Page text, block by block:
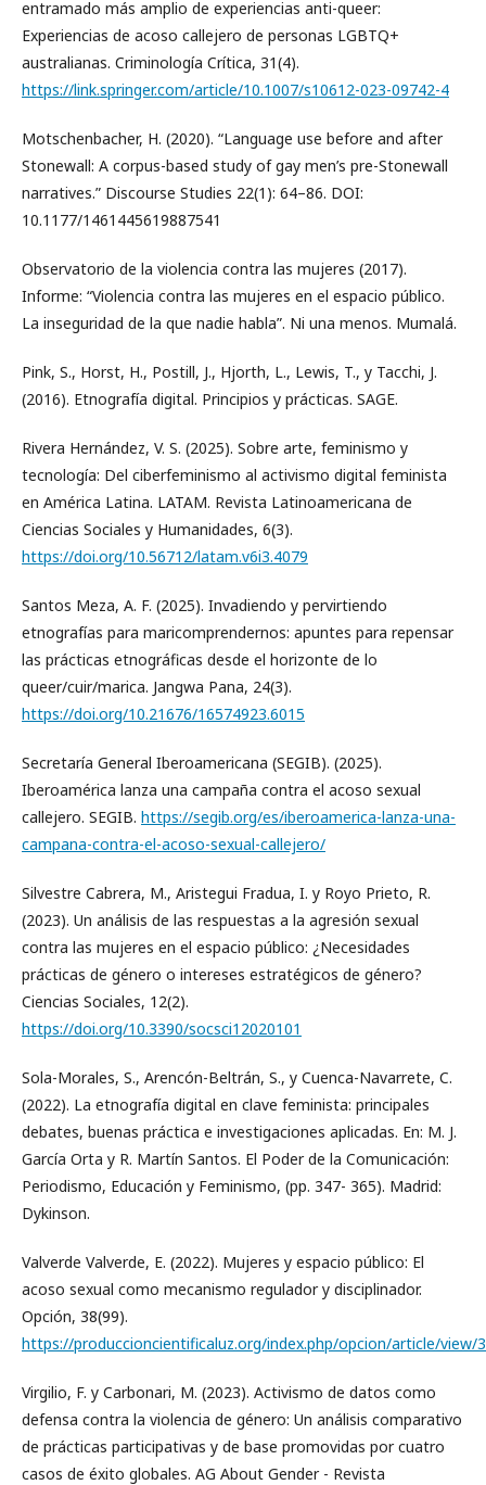
entramado más amplio de experiencias anti-queer:
Experiencias de acoso callejero de personas LGBTQ+
australianas. Criminología Crítica, 31(4).
https://link.springer.com/article/10.1007/s10612-023-09742-4
Motschenbacher, H. (2020). “Language use before and after
Stonewall: A corpus-based study of gay men’s pre-Stonewall
narratives.” Discourse Studies 22(1): 64–86. DOI:
10.1177/1461445619887541
Observatorio de la violencia contra las mujeres (2017).
Informe: “Violencia contra las mujeres en el espacio público.
La inseguridad de la que nadie habla”. Ni una menos. Mumalá.
Pink, S., Horst, H., Postill, J., Hjorth, L., Lewis, T., y Tacchi, J.
(2016). Etnografía digital. Principios y prácticas. SAGE.
Rivera Hernández, V. S. (2025). Sobre arte, feminismo y
tecnología: Del ciberfeminismo al activismo digital feminista
en América Latina. LATAM. Revista Latinoamericana de
Ciencias Sociales y Humanidades, 6(3).
https://doi.org/10.56712/latam.v6i3.4079
Santos Meza, A. F. (2025). Invadiendo y pervirtiendo
etnografías para maricomprendernos: apuntes para repensar
las prácticas etnográficas desde el horizonte de lo
queer/cuir/marica. Jangwa Pana, 24(3).
https://doi.org/10.21676/16574923.6015
Secretaría General Iberoamericana (SEGIB). (2025).
Iberoamérica lanza una campaña contra el acoso sexual
callejero. SEGIB. https://segib.org/es/iberoamerica-lanza-una-
campana-contra-el-acoso-sexual-callejero/
Silvestre Cabrera, M., Aristegui Fradua, I. y Royo Prieto, R.
(2023). Un análisis de las respuestas a la agresión sexual
contra las mujeres en el espacio público: ¿Necesidades
prácticas de género o intereses estratégicos de género?
Ciencias Sociales, 12(2).
https://doi.org/10.3390/socsci12020101
Sola-Morales, S., Arencón-Beltrán, S., y Cuenca-Navarrete, C.
(2022). La etnografía digital en clave feminista: principales
debates, buenas práctica e investigaciones aplicadas. En: M. J.
García Orta y R. Martín Santos. El Poder de la Comunicación:
Periodismo, Educación y Feminismo, (pp. 347- 365). Madrid:
Dykinson.
Valverde Valverde, E. (2022). Mujeres y espacio público: El
acoso sexual como mecanismo regulador y disciplinador.
Opción, 38(99).
https://produccioncientificaluz.org/index.php/opcion/article/view/
Virgilio, F. y Carbonari, M. (2023). Activismo de datos como
defensa contra la violencia de género: Un análisis comparativo
de prácticas participativas y de base promovidas por cuatro
casos de éxito globales. AG About Gender - Revista